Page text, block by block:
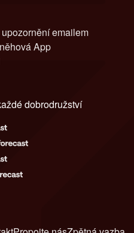
emailem
App
dobrodružství